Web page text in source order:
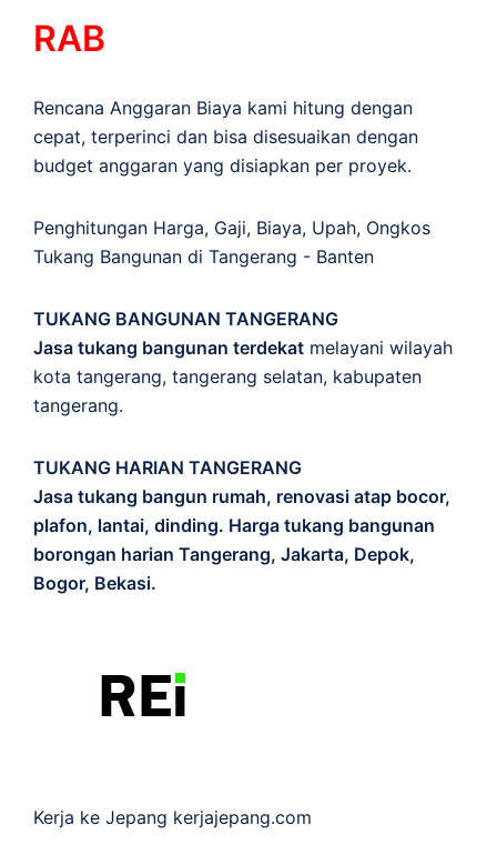
RAB
Rencana Anggaran Biaya kami hitung dengan
cepat, terperinci dan bisa disesuaikan dengan
budget anggaran yang disiapkan per proyek.
Penghitungan Harga, Gaji, Biaya, Upah, Ongkos
Tukang Bangunan di Tangerang - Banten
TUKANG BANGUNAN TANGERANG
Jasa tukang bangunan terdekat melayani wilayah
kota tangerang, tangerang selatan, kabupaten
tangerang.
TUKANG HARIAN TANGERANG
Jasa tukang bangun rumah, renovasi atap bocor,
plafon, lantai, dinding. Harga tukang bangunan
borongan harian Tangerang, Jakarta, Depok,
Bogor, Bekasi.
Kerja ke Jepang kerjajepang.com